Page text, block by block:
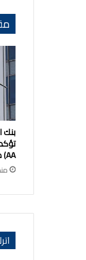
بنك
AA) مع نظرة مستقبلية مستقرة
منذ 7